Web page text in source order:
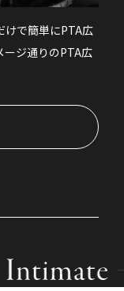
けで簡単にPTA広
ージ通りのPTA広